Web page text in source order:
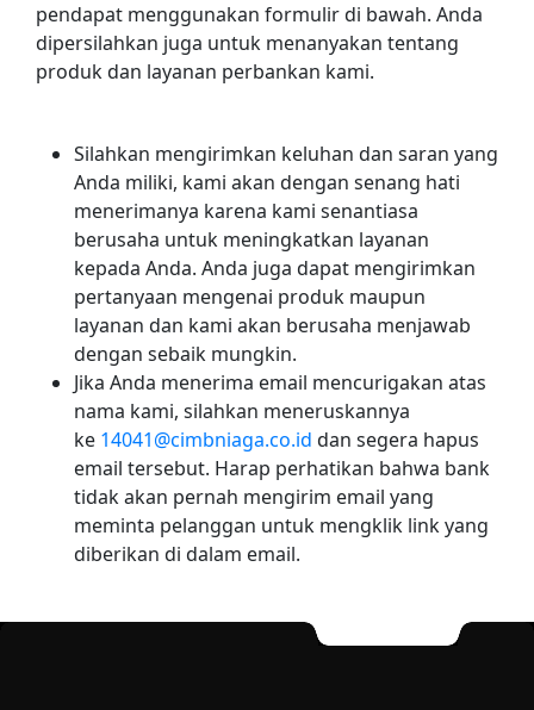
pendapat menggunakan formulir di bawah. Anda
dipersilahkan juga untuk menanyakan tentang
produk dan layanan perbankan kami.
Silahkan mengirimkan keluhan dan saran yang
Anda miliki, kami akan dengan senang hati
menerimanya karena kami senantiasa
berusaha untuk meningkatkan layanan
kepada Anda. Anda juga dapat mengirimkan
pertanyaan mengenai produk maupun
layanan dan kami akan berusaha menjawab
dengan sebaik mungkin.
Jika Anda menerima email mencurigakan atas
nama kami, silahkan meneruskannya
ke 14041@cimbniaga.co.id dan segera hapus
email tersebut. Harap perhatikan bahwa bank
tidak akan pernah mengirim email yang
meminta pelanggan untuk mengklik link yang
diberikan di dalam email.